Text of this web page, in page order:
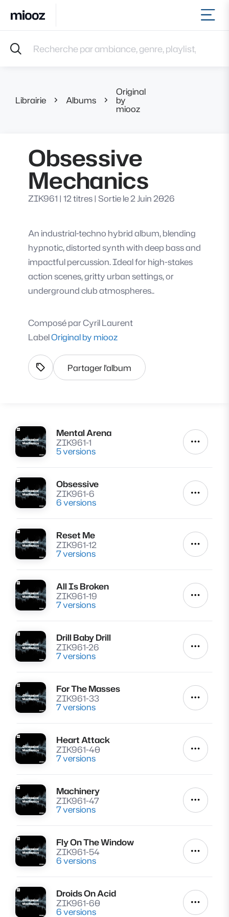
Accueil
Musiques
Playlists
Librairie Albums
Original
by
miooz
Obsessive
Mechanics
ZIK961 | 12 titres| Sortie le 2 Juin 2026
An industrial-techno hybrid album, blending
hypnotic, distorted synth with deep bass and
impactful percussion. Ideal for high-stakes
action scenes, gritty urban settings, or
underground club atmospheres..
Composé parCyril Laurent
LabelOriginal by miooz
Afficher les tags
Partager l'album
Lire
Mental Arena
ZIK961-1
5 versions Autres
Lire
Obsessive
ZIK961-6
6 versions Autres
Lire
Reset Me
ZIK961-12
7 versions Autres
Lire
All Is Broken
ZIK961-19
7 versions Autres
Lire
Drill Baby Drill
ZIK961-26
7 versions Autres
Lire
For The Masses
ZIK961-33
7 versions Autres
Lire
Heart Attack
ZIK961-40
7 versions Autres
Lire
Machinery
ZIK961-47
7 versions Autres
Lire
Fly On The Window
ZIK961-54
6 versions Autres
Lire
Droids On Acid
ZIK961-60
6 versions Autres